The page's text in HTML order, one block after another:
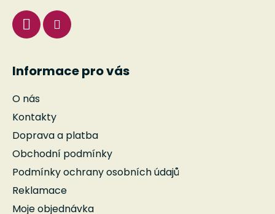
Informace pro vás
O nás
Kontakty
Doprava a platba
Obchodní podmínky
Podmínky ochrany osobních údajů
Reklamace
Moje objednávka